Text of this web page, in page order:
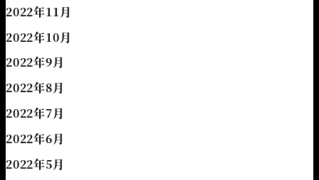
2022年11月
2022年10月
2022年9月
2022年8月
2022年7月
2022年6月
2022年5月